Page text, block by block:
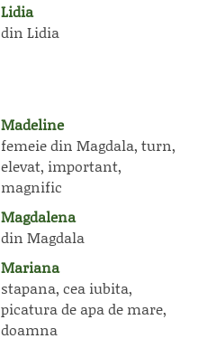
Lidia
din Lidia
Madeline
femeie din Magdala, turn,
elevat, important,
magnific
Magdalena
din Magdala
Mariana
stapana, cea iubita,
picatura de apa de mare,
doamna